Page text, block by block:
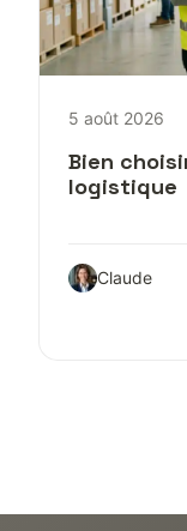
5 août 2026
Bien
logistique
Claude